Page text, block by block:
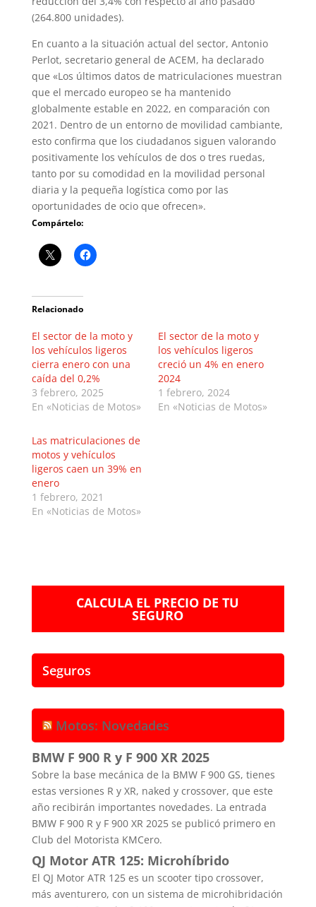
(264.800 unidades).
En cuanto a la situación actual del sector, Antonio
Perlot, secretario general de ACEM, ha declarado
que «Los últimos datos de matriculaciones muestran
que el mercado europeo se ha mantenido
globalmente estable en 2022, en comparación con
2021. Dentro de un entorno de movilidad cambiante,
esto confirma que los ciudadanos siguen valorando
positivamente los vehículos de dos o tres ruedas,
tanto por su comodidad en la movilidad personal
diaria y la pequeña logística como por las
oportunidades de ocio que ofrecen».
Compártelo:
Relacionado
El sector de la moto y
los vehículos ligeros
cierra enero con una
caída del 0,2%
3 febrero, 2025
En «Noticias de Motos»
El sector de la moto y
los vehículos ligeros
creció un 4% en enero
2024
1 febrero, 2024
En «Noticias de Motos»
Las matriculaciones de
motos y vehículos
ligeros caen un 39% en
enero
1 febrero, 2021
En «Noticias de Motos»
CALCULA EL PRECIO DE TU
SEGURO
Seguros
Motos: Novedades
BMW F 900 R y F 900 XR 2025
Sobre la base mecánica de la BMW F 900 GS, tienes
estas versiones R y XR, naked y crossover, que este
año recibirán importantes novedades. La entrada
BMW F 900 R y F 900 XR 2025 se publicó primero en
Club del Motorista KMCero.
QJ Motor ATR 125: Microhíbrido
El QJ Motor ATR 125 es un scooter tipo crossover,
más aventurero, con un sistema de microhibridación